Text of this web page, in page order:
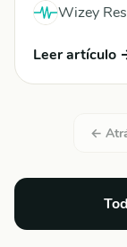
Wizey
Leer artículo
←